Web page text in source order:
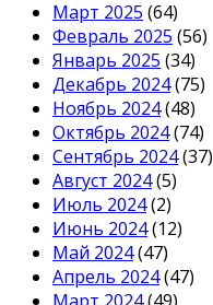
Март 2025 (64)
Февраль 2025 (56)
Январь 2025 (34)
Декабрь 2024(75)
Ноябрь 2024(48)
Октябрь 2024(74)
Сентябрь 2024(37)
Август 2024(5)
Июль 2024(2)
Июнь 2024(12)
Май 2024(47)
Апрель 2024(47)